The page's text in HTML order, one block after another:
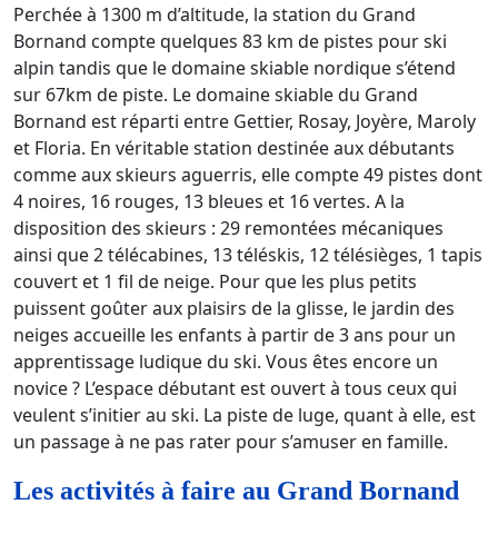
Perchée à 1300 m d’altitude, la station du Grand
Bornand compte quelques 83 km de pistes pour ski
alpin tandis que le domaine skiable nordique s’étend
sur 67km de piste. Le domaine skiable du Grand
Bornand est réparti entre Gettier, Rosay, Joyère, Maroly
et Floria. En véritable station destinée aux débutants
comme aux skieurs aguerris, elle compte 49 pistes dont
4 noires, 16 rouges, 13 bleues et 16 vertes. A la
disposition des skieurs : 29 remontées mécaniques
ainsi que 2 télécabines, 13 téléskis, 12 télésièges, 1 tapis
couvert et 1 fil de neige. Pour que les plus petits
puissent goûter aux plaisirs de la glisse, le jardin des
neiges accueille les enfants à partir de 3 ans pour un
apprentissage ludique du ski. Vous êtes encore un
novice ? L’espace débutant est ouvert à tous ceux qui
veulent s’initier au ski. La piste de luge, quant à elle, est
un passage à ne pas rater pour s’amuser en famille.
Les activités à faire au Grand Bornand